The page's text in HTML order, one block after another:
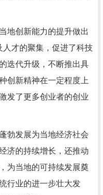
地创新能力的提升做出
人才的聚集，促进了科技
迭代升级，不断推出具
创新精神在一定程度上
发了更多创业者的创业
勃发展为当地经济社会
济的持续增长，还推动
为当地的可持续发展奠
行业的进一步壮大发